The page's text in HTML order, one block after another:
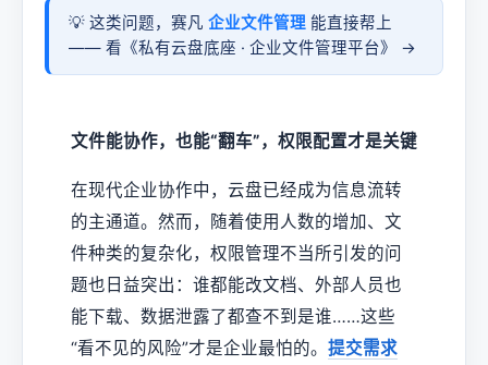
💡 这类问题，赛凡 企业文件管理 能直接帮上
—— 看《私有云盘底座 · 企业文件管理平台》 →
文件能协作，也能“翻车”，权限配置才是关键
在现代企业协作中，云盘已经成为信息流转
的主通道。然而，随着使用人数的增加、文
件种类的复杂化，权限管理不当所引发的问
题也日益突出：谁都能改文档、外部人员也
能下载、数据泄露了都查不到是谁……这些
“看不见的风险”才是企业最怕的。 提交需求